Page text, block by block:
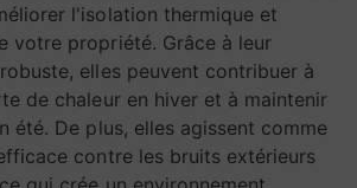
l'isolation thermique et
votre propriété. Grâce à leur
elles peuvent contribuer à
de chaleur en hiver et à maintenir
été. De plus, elles agissent comme
contre les bruits extérieurs